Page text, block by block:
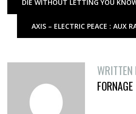
DIE WITHOUT LETTING YOU
AXIS – ELECTRIC PEACE : AUX
WRITTEN
FORNAGE